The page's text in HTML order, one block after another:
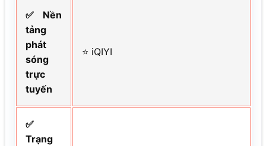
✅ Nền
tảng
phát
sóng
trực
tuyến
⭐ iQIYI
✅
Trạng